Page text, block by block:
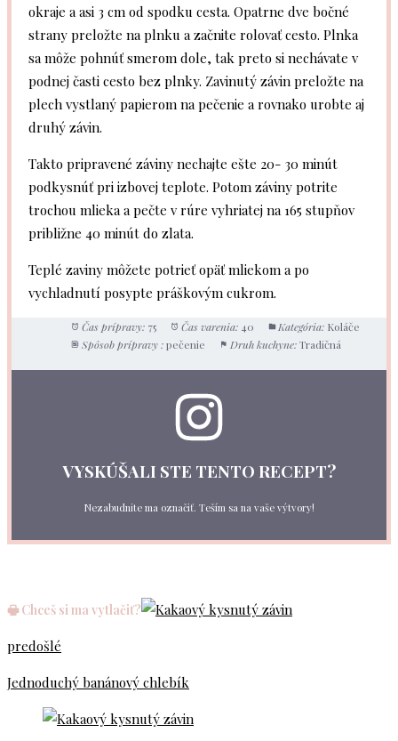
okraje a asi 3 cm od spodku cesta. Opatrne dve bočné
strany preložte na plnku a začnite rolovať cesto. Plnka
sa môže pohnúť smerom dole, tak preto si nechávate v
podnej časti cesto bez plnky. Zavinutý závin preložte na
plech vystlaný papierom na pečenie a rovnako urobte aj
druhý závin.
Takto pripravené záviny nechajte ešte 20- 30 minút
podkysnúť pri izbovej teplote. Potom záviny potrite
trochou mlieka a pečte v rúre vyhriatej na 165 stupňov
približne 40 minút do zlata.
Teplé zaviny môžete potrieť opäť mliekom a po
vychladnutí posypte práškovým cukrom.
Čas prípravy: 75 Čas varenia: 40 Kategória: Koláče
Spôsob prípravy : pečenie Druh kuchyne: Tradičná
VYSKÚŠALI STE TENTO RECEPT?
Nezabudnite ma označiť. Teším sa na vaše výtvory!
🖶 Chceš si ma vytlačiť?
predošlé
Jednoduchý banánový chlebík